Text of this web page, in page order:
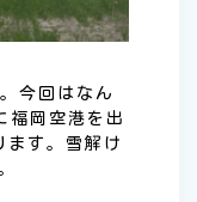
今回はなん
福岡空港を出
ます。雪解け